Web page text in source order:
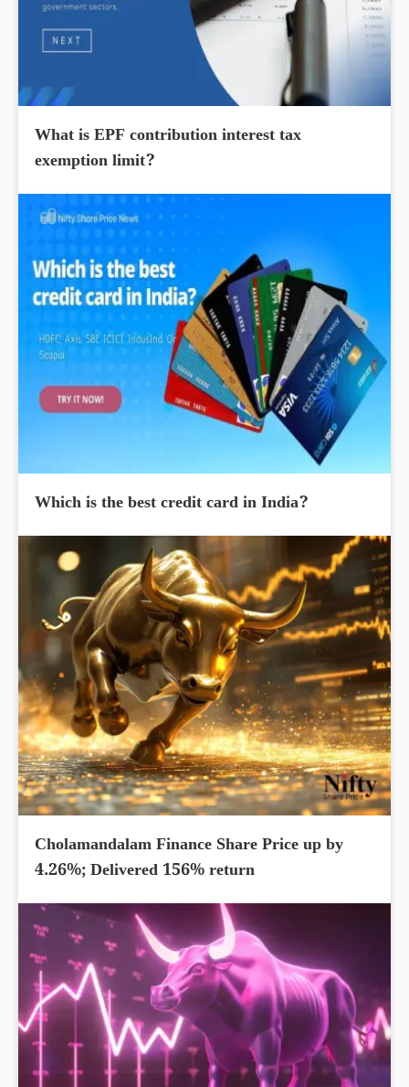
What is EPF contribution interest tax
exemption limit?
Which is the best credit card in India?
Cholamandalam Finance Share Price up by
4.26%; Delivered 156% return